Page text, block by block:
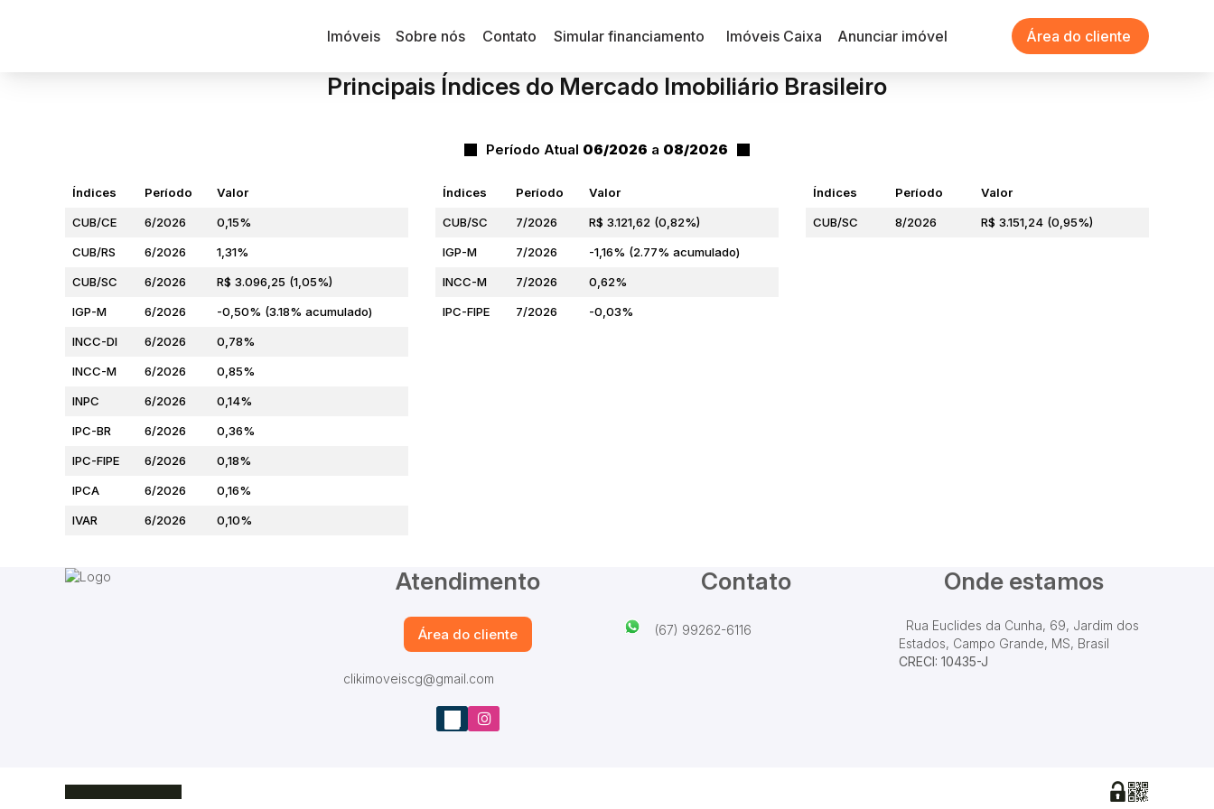
Área do cliente
Anunciar imóvel
Imóveis Caixa
Simular financiamento
Contato
Sobre nós
Imóveis
Principais Índices do Mercado Imobiliário Brasileiro
Período Atual 06/2026 a 08/2026
Índices Período Valor
CUB/CE 6/2026 0,15%
CUB/RS 6/2026 1,31%
CUB/SC 6/2026 R$ 3.096,25 (1,05%)
IGP-M 6/2026 -0,50% (3.18% acumulado)
INCC-DI 6/2026 0,78%
INCC-M 6/2026 0,85%
INPC 6/2026 0,14%
IPC-BR 6/2026 0,36%
IPC-FIPE 6/2026 0,18%
IPCA 6/2026 0,16%
IVAR 6/2026 0,10%
Índices Período Valor
CUB/SC 7/2026 R$ 3.121,62 (0,82%)
IGP-M 7/2026 -1,16% (2.77% acumulado)
INCC-M 7/2026 0,62%
IPC-FIPE 7/2026 -0,03%
Índices Período Valor
CUB/SC 8/2026 R$ 3.151,24 (0,95%)
Atendimento
Área do cliente
clikimoveiscg@gmail.com
Contato
(67) 99262-6116
Onde estamos
Rua Euclides da Cunha, 69, Jardim dos
Estados, Campo Grande, MS, Brasil
CRECI: 10435-J